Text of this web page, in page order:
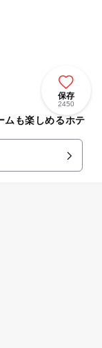
保存
2450
ムも楽しめるホテ